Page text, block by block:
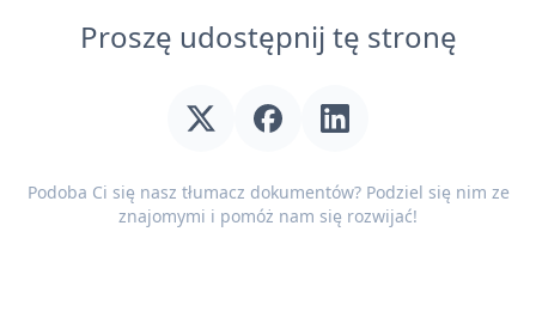
Proszę udostępnij tę stronę
Podoba Ci się nasz tłumacz dokumentów? Podziel się nim ze
znajomymi i pomóż nam się rozwijać!